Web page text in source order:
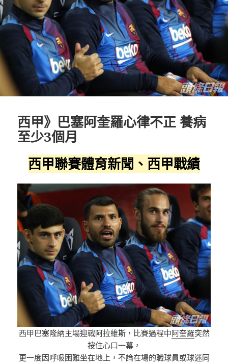
西甲》巴塞阿奎羅心律不正 養病
至少3個月
西甲聯賽體育新聞、西甲戰績
西甲巴塞隆納主場迎戰阿拉維斯，比賽過程中阿奎羅突然
按住心口一幕，
更一度因呼吸困難坐在地上，不論在場的職球員或球迷同